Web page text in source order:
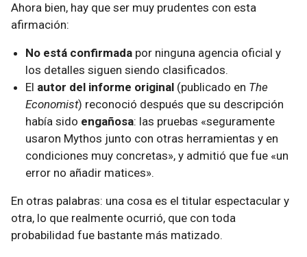
Ahora bien, hay que ser muy prudentes con esta
afirmación:
No está confirmada por ninguna agencia oficial y
los detalles siguen siendo clasificados.
El autor del informe original (publicado en The
Economist) reconoció después que su descripción
había sido engañosa: las pruebas «seguramente
usaron Mythos junto con otras herramientas y en
condiciones muy concretas», y admitió que fue «un
error no añadir matices».
En otras palabras: una cosa es el titular espectacular y
otra, lo que realmente ocurrió, que con toda
probabilidad fue bastante más matizado.